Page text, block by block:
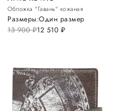
Обложка "Гавань" кожаная
13 900руб.12 510 руб.
Размеры:Один размер